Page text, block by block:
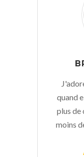
quand
plus de
moins